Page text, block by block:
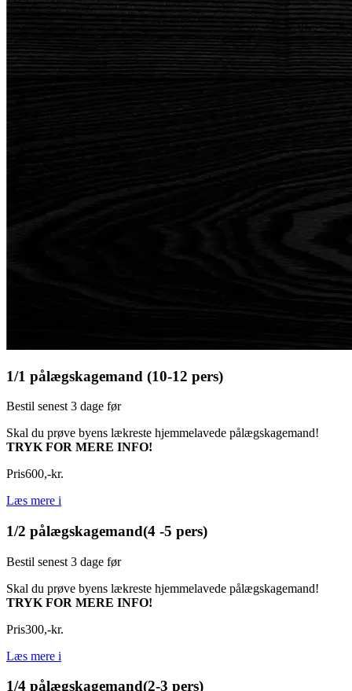
1/1 pålægskagemand (10-12 pers)
Bestil senest 3 dage før
Skal du prøve byens lækreste hjemmelavede pålægskagemand!
TRYK FOR MERE INFO!
Pris600,-kr.
Læs mere i
1/2 pålægskagemand(4 -5 pers)
Bestil senest 3 dage før
Skal du prøve byens lækreste hjemmelavede pålægskagemand!
TRYK FOR MERE INFO!
Pris300,-kr.
Læs mere i
1/4 pålægskagemand(2-3 pers)